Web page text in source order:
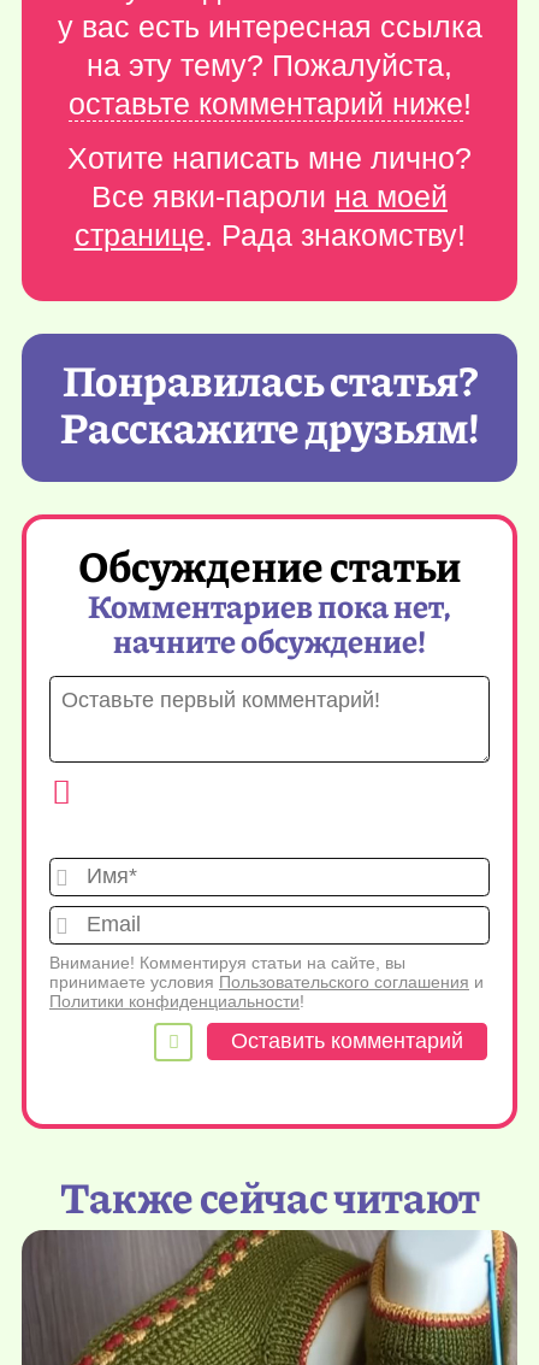
у вас есть интересная ссылка
на эту тему? Пожалуйста,
оставьте комментарий ниже!
Хотите написать мне лично?
Все явки-пароли на моей
странице. Рада знакомству!
Понравилась статья?
Расскажите друзьям!
Обсуждение статьи
Комментариев пока нет,
начните обсуждение!
Имя*
Внимание! Комментируя статьи на сайте, вы
принимаете условия Пользовательского соглашения и
Политики конфиденциальности!
Также сейчас читают